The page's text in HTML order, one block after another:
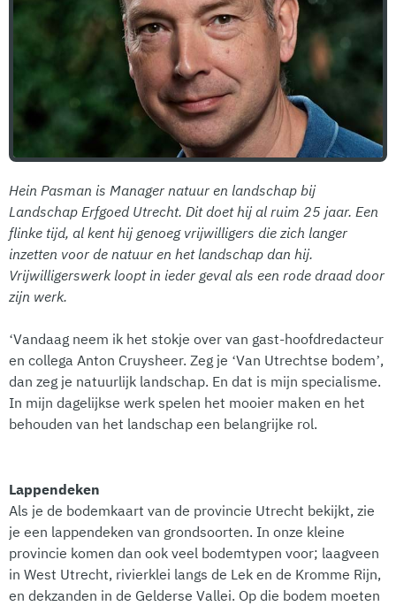
Hein Pasman is Manager natuur en landschap bij
Landschap Erfgoed Utrecht. Dit doet hij al ruim 25 jaar. Een
flinke tijd, al kent hij genoeg vrijwilligers die zich langer
inzetten voor de natuur en het landschap dan hij.
Vrijwilligerswerk loopt in ieder geval als een rode draad door
zijn werk.
‘Vandaag neem ik het stokje over van gast-hoofdredacteur
en collega Anton Cruysheer. Zeg je ‘Van Utrechtse bodem’,
dan zeg je natuurlijk landschap. En dat is mijn specialisme.
In mijn dagelijkse werk spelen het mooier maken en het
behouden van het landschap een belangrijke rol.
Lappendeken
Als je de bodemkaart van de provincie Utrecht bekijkt, zie
je een lappendeken van grondsoorten. In onze kleine
provincie komen dan ook veel bodemtypen voor; laagveen
in West Utrecht, rivierklei langs de Lek en de Kromme Rijn,
en dekzanden in de Gelderse Vallei. Op die bodem moeten